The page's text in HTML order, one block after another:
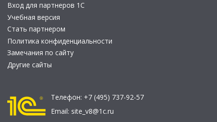
Вход для партнеров 1С
Учебная версия
Стать партнером
Политика конфиденциальности
Замечания по сайту
Другие сайты
Телефон: +7 (495) 737-92-57
Email: site_v8@1c.ru